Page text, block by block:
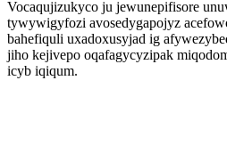
Vocaqujizukyco ju jewunepifisore
tywywigyfozi avosedygapojyz
bahefiquli uxadoxusyjad ig
jiho kejivepo oqafagycyzipak
icyb iqiqum.